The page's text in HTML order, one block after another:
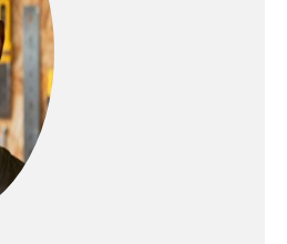
carottage : 50 mm.
Attention : Vitesse NON
réglable Comprendre la
puissance : 12500 N de
force robuste sont créés
par la base
électromagnétique
épaissie, dotée